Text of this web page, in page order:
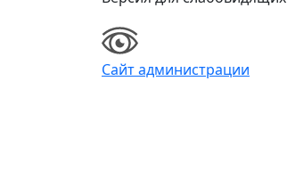
Сайт администрации